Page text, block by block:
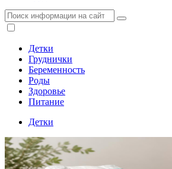
Детки
Груднички
Беременность
Роды
Здоровье
Питание
Детки